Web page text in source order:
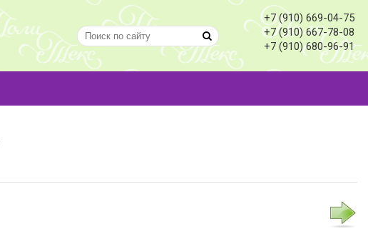
+7 (910) 669-04-75
+7 (910) 667-78-08
+7 (910) 680-96-91